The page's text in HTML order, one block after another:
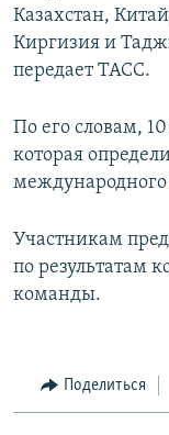
English
Русский
Все сайты
Казахстан,
Киргизия и
передает ТАСС.
По его словам,
которая
международного
Участникам
по результатам
команды.
Поделиться